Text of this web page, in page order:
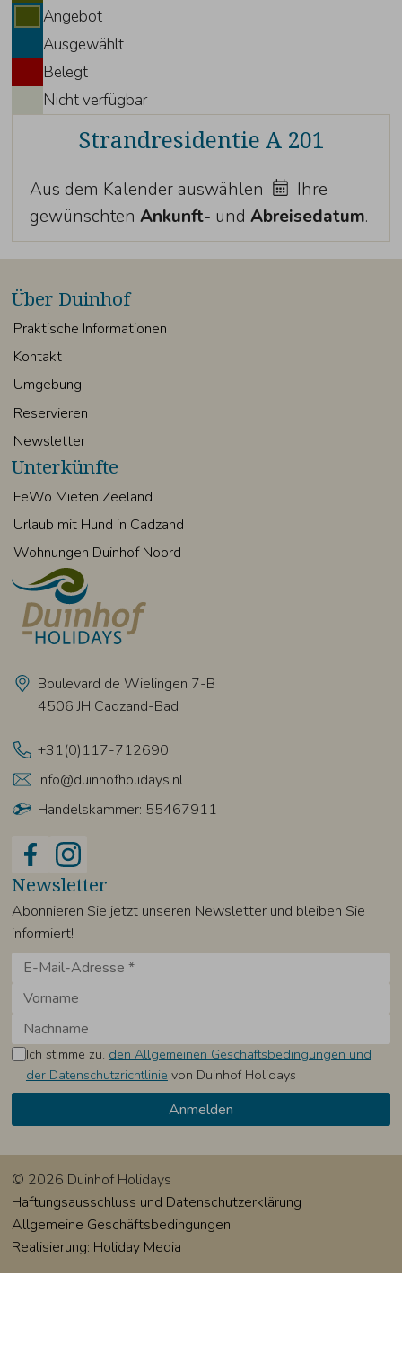
Angebot
Ausgewählt
Belegt
Nicht verfügbar
Strandresidentie A 201
Aus dem Kalender auswählen
Ihre
gewünschtenAnkunft- undAbreisedatum.
Boulevard de Wielingen 7-B
4506 JH Cadzand-Bad
+31(0)117-712690
info@duinhofholidays.nl
Handelskammer: 55467911
Über Duinhof
Praktische Informationen
Kontakt
Umgebung
Reservieren
Newsletter
Unterkünfte
FeWo Mieten Zeeland
Urlaub mit Hund in Cadzand
Wohnungen Duinhof Noord
Newsletter
Abonnieren Sie jetzt unseren Newsletter und bleiben Sie
informiert!
Ich stimme zu. den Allgemeinen Geschäftsbedingungen und
der Datenschutzrichtlinie von Duinhof Holidays
© 2026 Duinhof Holidays
Haftungsausschluss und Datenschutzerklärung
Allgemeine Geschäftsbedingungen
Realisierung: Holiday Media